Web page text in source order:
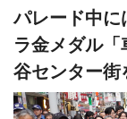
パレード中に
ラ金メダル
谷センター街